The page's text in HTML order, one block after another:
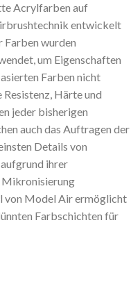
Acrylfarben auf
entwickelt
Farben wurden
um Eigenschaften
Farben nicht
Härte und
jeder bisherigen
auch das Auftragen der
Details von
ihrer
von Model Air ermöglicht
Farbschichten für